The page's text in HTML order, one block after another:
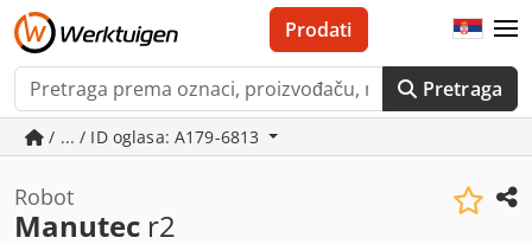
Pretraga
Prodati
/ ... / ID oglasa: A179-6813
Robot
Manutec r2